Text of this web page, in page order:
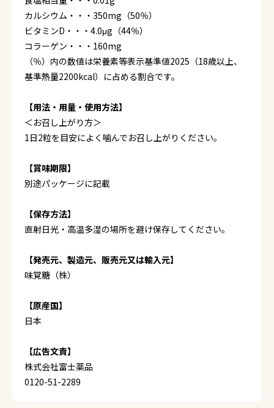
カルシウム・・・350mg（50％）
ビタミンD・・・4.0μg（44％）
コラーゲン・・・160mg
（％）内の数値は栄養素等表示基準値2025（18歳以上、
基準熱量2200kcal）に占める割合です。
【用法・用量・使用方法】
＜お召し上がり方＞
1日2粒を目安によく噛んでお召し上がりください。
【賞味期限】
別途パッケージに記載
【保存方法】
直射日光・高温多湿の場所を避け保存してください。
【発売元、製造元、販売元又は輸入元】
味覚糖（株）
【原産国】
日本
【広告文責】
株式会社富士薬品
0120-51-2289